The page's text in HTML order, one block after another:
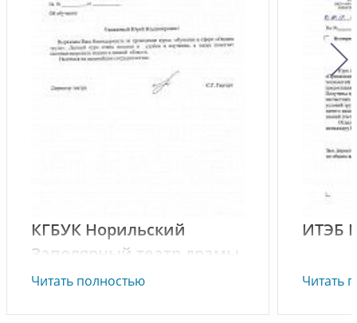
КГБУК Норильский
Заполярный театр драмы
им. Вл. Маяковского
Читать полностью
ИТЭБ
Курс
в АНО
Читать